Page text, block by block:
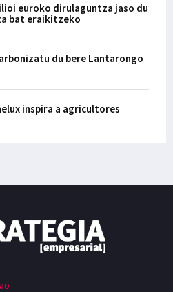
euroko dirulaguntza jaso du
bat eraikitzeko
du bere Lantarongo
inspira a agricultores